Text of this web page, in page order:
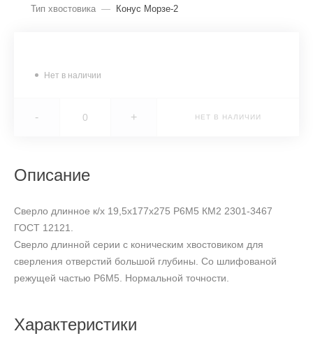
Тип хвостовика — Конус Морзе-2
Нет в наличии
- + НЕТ В НАЛИЧИИ
Описание
Сверло длинное к/х 19,5х177х275 Р6М5 КМ2 2301-3467
ГОСТ 12121.
Сверло длинной серии с коническим хвостовиком для
сверления отверстий большой глубины. Со шлифованой
режущей частью Р6М5. Нормальной точности.
Характеристики